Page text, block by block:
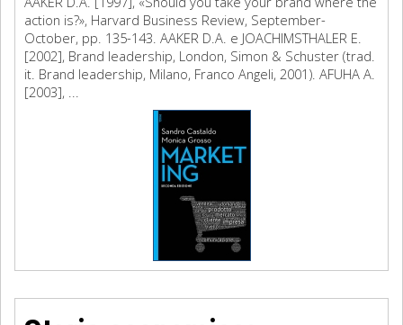
action is?», Harvard Business Review, September-
October, pp. 135-143. AAKER D.A. e JOACHIMSTHALER E.
[2002], Brand leadership, London, Simon & Schuster (trad.
it. Brand leadership, Milano, Franco Angeli, 2001). AFUHA A.
[2003], ...